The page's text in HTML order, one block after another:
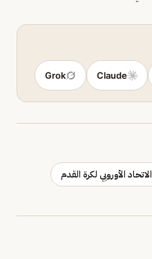
Claude
Grok
الاتحاد الأوروبي لكرة القدم